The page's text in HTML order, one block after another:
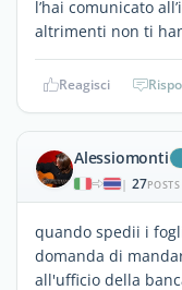
l’hai comunicato
altrimenti non ti
Reagisci
Alessiomonti
| 27POSTS
quando spedii i
domanda di
all'ufficio della